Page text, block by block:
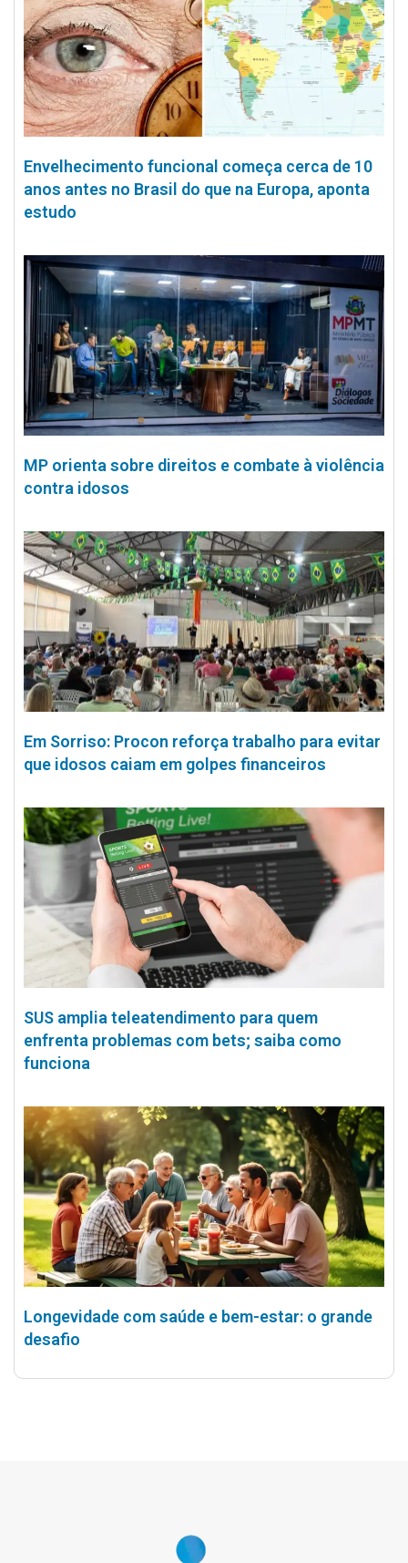
Envelhecimento funcional começa cerca de 10
anos antes no Brasil do que na Europa, aponta
estudo
MP orienta sobre direitos e combate à violência
contra idosos
Em Sorriso: Procon reforça trabalho para evitar
que idosos caiam em golpes financeiros
SUS amplia teleatendimento para quem
enfrenta problemas com bets; saiba como
funciona
Longevidade com saúde e bem-estar: o grande
desafio